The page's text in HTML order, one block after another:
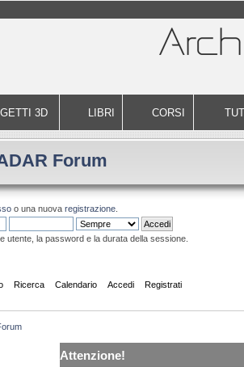
3D LIBRI CORSI
Forum
o una nuova registrazione.
utente, la password e la durata della sessione.
Ricerca Calendario Accedi Registrati
Attenzione!